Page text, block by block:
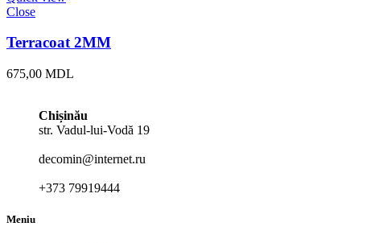
Close
Terracoat 2MM
675,00 MDL
Chișinău
str. Vadul-lui-Vodă 19
decomin@internet.ru
+373 79919444
Meniu